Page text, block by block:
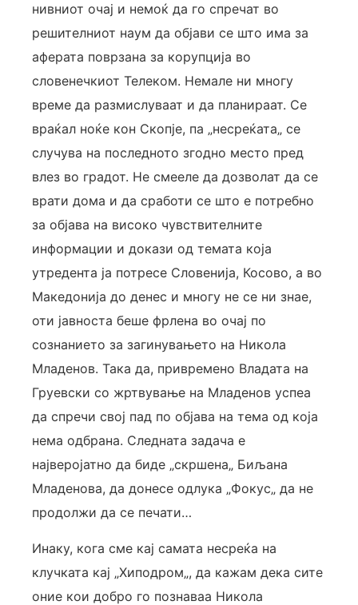
нивниот очај и немоќ да го спречат во
решителниот наум да објави се што има за
аферата поврзана за корупција во
словенечкиот Телеком. Немале ни многу
време да размислуваат и да планираат. Се
враќал ноќе кон Скопје, па „несреќата„ се
случува на последното згодно место пред
влез во градот. Не смееле да дозволат да се
врати дома и да сработи се што е потребно
за објава на високо чувствителните
информации и докази од темата која
утредента ја потресе Словенија, Косово, а во
Македонија до денес и многу не се ни знае,
оти јавноста беше фрлена во очај по
сознанието за загинувањето на Никола
Младенов. Така да, привремено Владата на
Груевски со жртвување на Младенов успеа
да спречи свој пад по објава на тема од која
нема одбрана. Следната задача е
најверојатно да биде „скршена„ Биљана
Младенова, да донесе одлука „Фокус„ да не
продолжи да се печати…
Инаку, кога сме кај самата несреќа на
клучката кај „Хиподром„, да кажам дека сите
оние кои добро го познаваа Никола